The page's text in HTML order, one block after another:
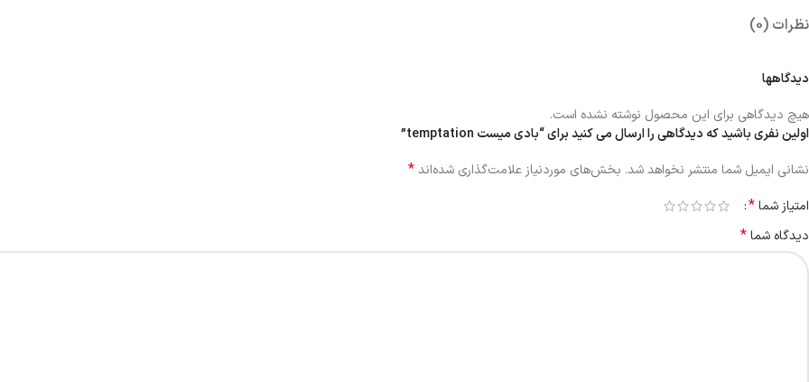
نظرات (0)
دیدگاهها
هیچ دیدگاهی برای این محصول نوشته نشده است.
اولین نفری باشید که دیدگاهی را ارسال می کنید برای “بادی میست temptation”
نشانی ایمیل شما منتشر نخواهد شد. بخش‌های موردنیاز علامت‌گذاری شده‌اند*
امتیاز شما*
دیدگاه شما*